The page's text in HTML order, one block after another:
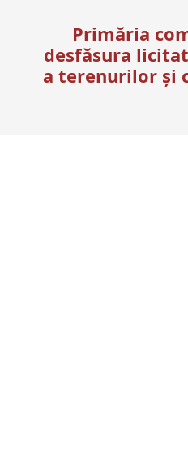
Primăria
desfăsura
a terenurilor şi